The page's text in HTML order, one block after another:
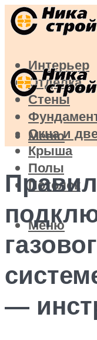
Интерьер
Отделка
Стены
Окна и
Крыша
Полы
Потолок
Меню
Меню
—